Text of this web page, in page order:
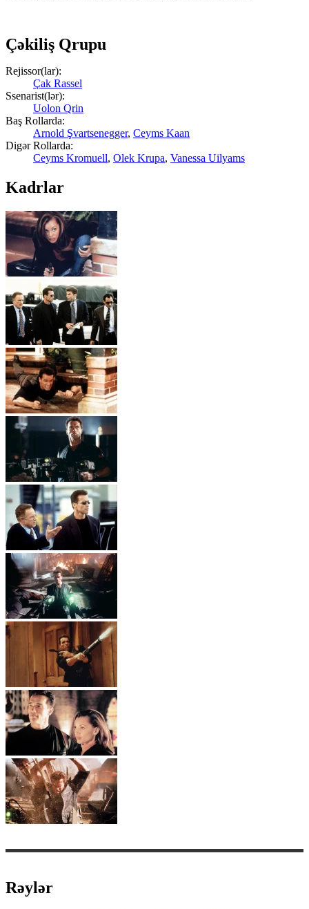
Çəkiliş Qrupu
Rejissor(lar):
Çak Rassel
Ssenarist(lər):
Uolon Qrin
Baş Rollarda:
Arnold Şvartsenegger, Ceyms Kaan
Digər Rollarda:
Ceyms Kromuell, Olek Krupa, Vanessa Uilyams
Kadrlar
Rəylər